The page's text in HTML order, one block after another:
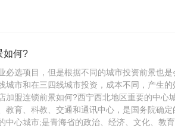
如何?
必选项目，但是根据不同的城市投资前景也是
城市和在三四线城市投资，成本不同，产生的
加盟连锁前景如何?西宁西北地区重要的中心
教育、科教、交通和通讯中心，是国务院确定
中心城市;是青海省的政治、经济、文化、教育